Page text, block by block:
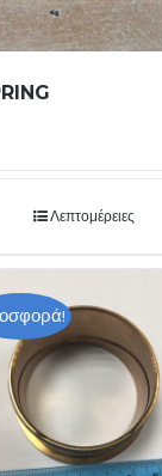
Λεπτομέρειες